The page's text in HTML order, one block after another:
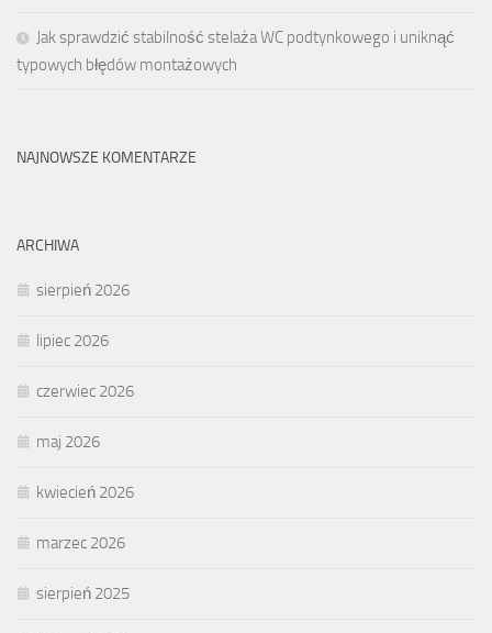
Jak sprawdzić stabilność stelaża WC podtynkowego i uniknąć
typowych błędów montażowych
NAJNOWSZE KOMENTARZE
ARCHIWA
sierpień 2026
lipiec 2026
czerwiec 2026
maj 2026
kwiecień 2026
marzec 2026
sierpień 2025